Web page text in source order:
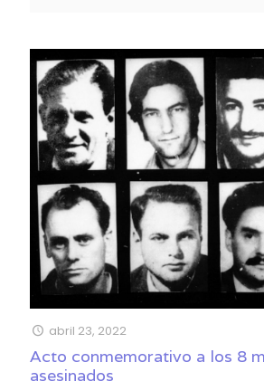
abril 23, 2022
Acto conmemorativo a los 8
asesinados